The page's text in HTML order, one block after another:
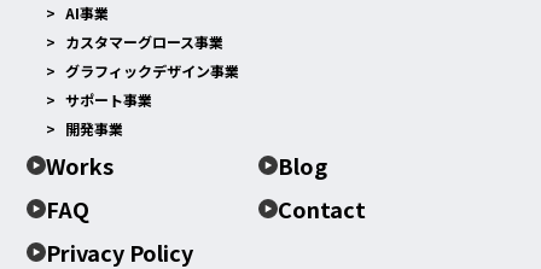
AI事業
カスタマーグロース事業
グラフィックデザイン事業
サポート事業
開発事業
Works
Blog
FAQ
Contact
Privacy Policy